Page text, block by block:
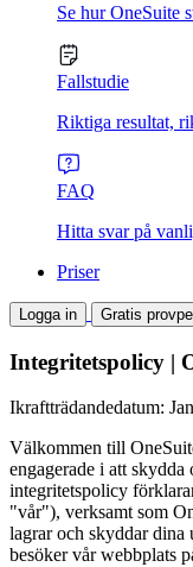
Se hur OneSuite
Fallstudie
Riktiga resultat,
FAQ
Hitta svar på
Priser
Logga in Gratis
Integritetspolicy |
Ikraftträdandedatum:
Välkommen till
engagerade i att
integritetspolicy
"vår"), verksamt som
lagrar och skyddar dina
besöker vår webbplats